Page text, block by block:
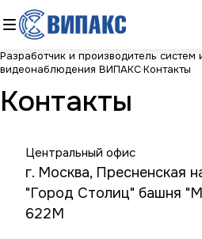
Разработчик и производитель систем
видеонаблюдения ВИПАКСКонтакты
Контакты
Центральный офис
г. Москва, Пресненская
"Город Столиц" башня
622М